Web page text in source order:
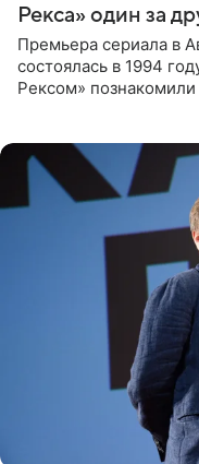
Рекса» один за
Премьера сериала в
состоялась в 1994
Рексом»